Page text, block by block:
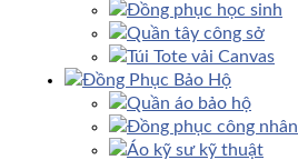
Đồng phục học sinh
Quần tây công sở
Túi Tote vải Canvas
Đồng Phục Bảo Hộ
Quần áo bảo hộ
Đồng phục công nhân
Áo kỹ sư kỹ thuật